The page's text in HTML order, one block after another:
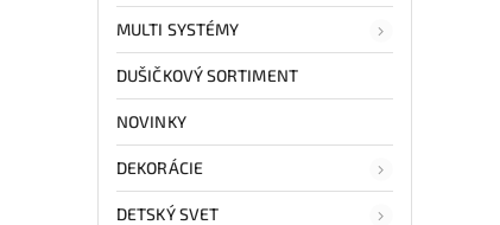
MULTI SYSTÉMY
DUŠIČKOVÝ SORTIMENT
NOVINKY
DEKORÁCIE
DETSKÝ SVET